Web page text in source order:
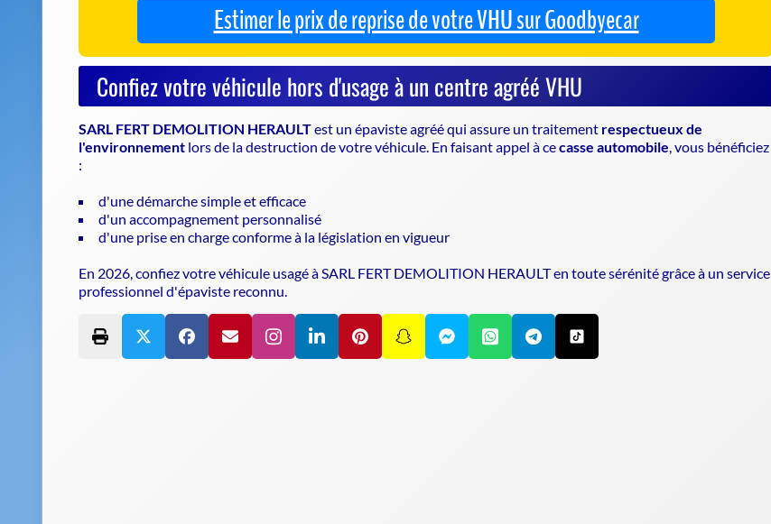
Estimer le prix de reprise de votre VHU sur Goodbyecar
Confiez votre véhicule hors d'usage à un centre agréé VHU
SARL FERT DEMOLITION HERAULTest un épaviste agrééqui assure un traitement respectueux de
l'environnement lors de la destruction de votre véhicule. En faisant appel à cecasse automobile, vous bénéficiez
:
d'une démarche simple et efficace
d'un accompagnement personnalisé
d'une prise en charge conforme à la législation en vigueur
En 2026, confiez votre véhicule usagé à SARL FERT DEMOLITION HERAULT en toute sérénité grâce à un service
professionnel d'épaviste reconnu.